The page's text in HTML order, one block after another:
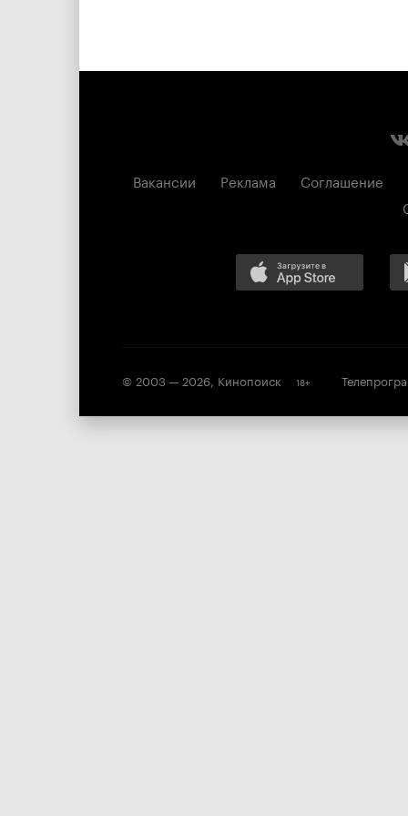
Вакансии Реклама
Соглашение
© 2003 — 2026, Кинопоиск 18+